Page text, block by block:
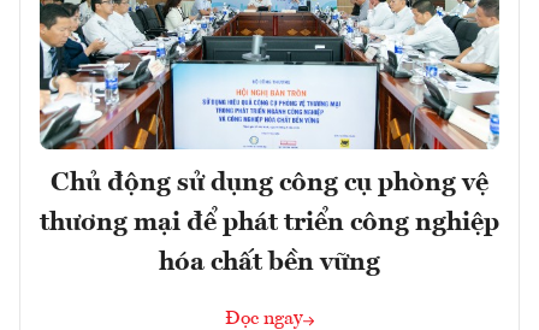
Chủ động sử dụng công cụ phòng vệ
thương mại để phát triển công nghiệp
hóa chất bền vững
Đọc ngay